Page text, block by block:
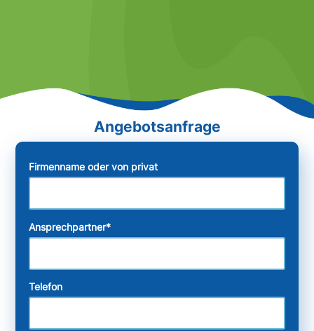
Firmenname oder von privat
Ansprechpartner*
Telefon